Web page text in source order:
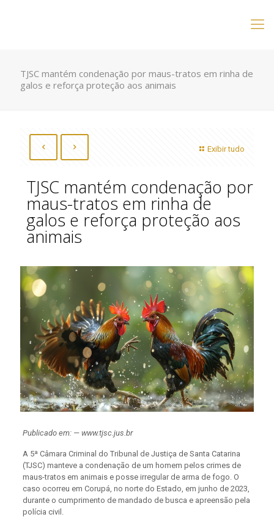
TJSC mantém condenação por maus-tratos em rinha de
galos e reforça proteção aos animais
Exibir tudo
TJSC mantém condenação por
maus-tratos em rinha de
galos e reforça proteção aos
animais
Publicado em: — www.tjsc.jus.br
A 5ª Câmara Criminal do Tribunal de Justiça de Santa Catarina
(TJSC) manteve a condenação de um homem pelos crimes de
maus-tratos em animais e posse irregular de arma de fogo. O
caso ocorreu em Corupá, no norte do Estado, em junho de 2023,
durante o cumprimento de mandado de busca e apreensão pela
polícia civil.